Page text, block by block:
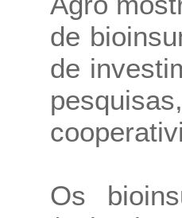
de
de
Os